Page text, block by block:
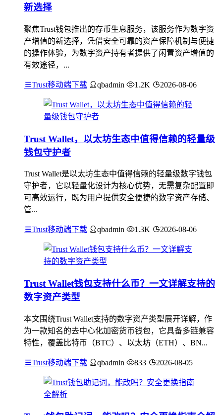
新选择
聚焦Trust钱包推出的存币生息服务，该服务作为数字资
产增值的新选择，凭借安全可靠的资产保障机制与便捷
的操作体验，为数字资产持有者提供了闲置资产增值的
有效途径，...
Trust移动端下载 qbadmin 1.2K 2026-08-06
Trust Wallet，以太坊生态中值得信赖的轻量级
钱包守护者
Trust Wallet是以太坊生态中值得信赖的轻量级数字钱包
守护者，它以轻量化设计为核心优势，无需复杂配置即
可高效运行，既为用户提供安全便捷的数字资产存储、
管...
Trust移动端下载 qbadmin 1.3K 2026-08-06
Trust Wallet钱包支持什么币？一文详解支持的
数字资产类型
本文围绕Trust Wallet支持的数字资产类型展开详解，作
为一款知名的去中心化加密货币钱包，它具备多链兼容
特性，覆盖比特币（BTC）、以太坊（ETH）、BN...
Trust移动端下载 qbadmin 833 2026-08-05